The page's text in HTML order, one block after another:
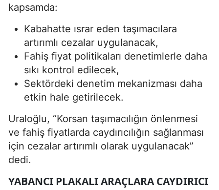
kapsamda:
Kabahatte ısrar eden taşımacılara
artırımlı cezalar uygulanacak,
Fahiş fiyat politikaları denetimlerle daha
sıkı kontrol edilecek,
Sektördeki denetim mekanizması daha
etkin hale getirilecek.
Uraloğlu, “Korsan taşımacılığın önlenmesi
ve fahiş fiyatlarda caydırıcılığın sağlanması
için cezalar artırımlı olarak uygulanacak”
dedi.
YABANCI PLAKALI ARAÇLARA CAYDIRICI